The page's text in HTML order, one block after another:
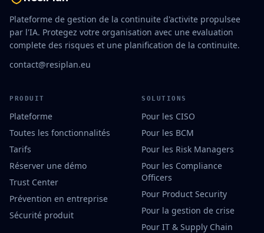
Plateforme de gestion de la continuite d'activite propulsee
par l'IA. Protegez votre organisation avec une evaluation
complete des risques et une planification de la continuite.
contact@resiplan.eu
PRODUIT
Plateforme
Toutes les fonctionnalités
Tarifs
Réserver une démo
Trust Center
Prévention en entreprise
Sécurité produit
SOLUTIONS
Pour les CISO
Pour les BCM
Pour les Risk Managers
Pour les Compliance
Officers
Pour Product Security
Pour la gestion de crise
Pour IT & Supply Chain